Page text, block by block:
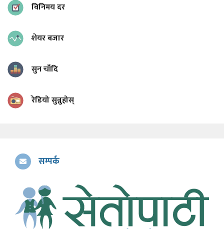
विनिमय दर
शेयर बजार
सुन चाँदि
रेडियो सुन्नुहोस्
सम्पर्क